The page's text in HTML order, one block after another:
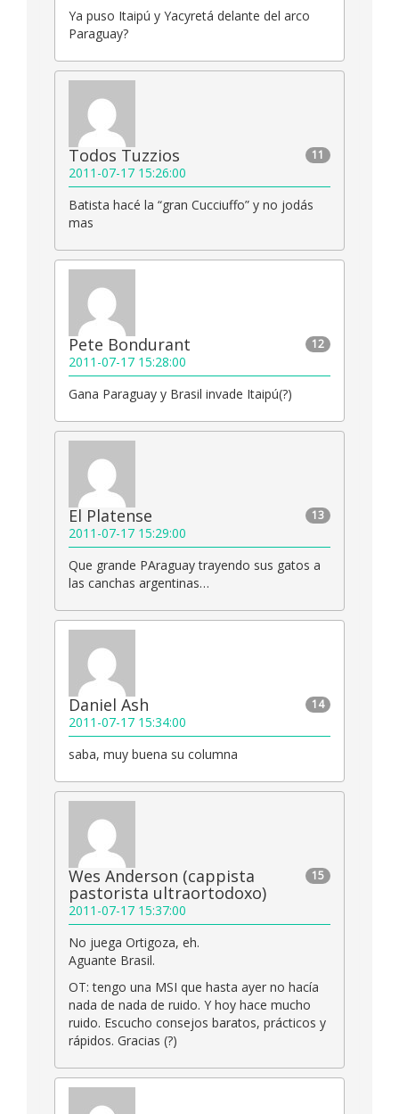
Ya puso Itaipú y Yacyretá delante del arco
Paraguay?
11
Todos Tuzzios
2011-07-17 15:26:00
Batista hacé la “gran Cucciuffo” y no jodás
mas
12
Pete Bondurant
2011-07-17 15:28:00
Gana Paraguay y Brasil invade Itaipú(?)
13
El Platense
2011-07-17 15:29:00
Que grande PAraguay trayendo sus gatos a
las canchas argentinas…
14
Daniel Ash
2011-07-17 15:34:00
saba, muy buena su columna
15
Wes Anderson (cappista
pastorista ultraortodoxo)
2011-07-17 15:37:00
No juega Ortigoza, eh.
Aguante Brasil.
OT: tengo una MSI que hasta ayer no hacía
nada de nada de ruido. Y hoy hace mucho
ruido. Escucho consejos baratos, prácticos y
rápidos. Gracias (?)